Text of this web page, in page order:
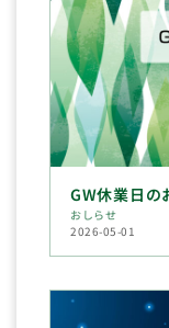
GW休業日の
おしらせ
2026-05-01